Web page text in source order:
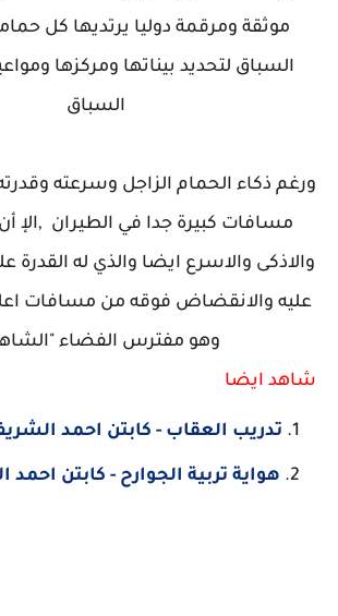
موثقة ومرقمة دوليا يرتديها كل
السباق لتحديد بيناتها ومركزها
السباق
ورغم ذكاء الحمام الزاجل وسرعته
مسافات كبيرة جدا في الطيران ,الإ
والاذكى والاسرع ايضا والذي له
عليه والانقضاض فوقه من مسافات
وهو مفترس الفضاء
شاهد ايضا
تدريب العقاب - كابتن احمد
هواية تربية الجوارح - كابتن